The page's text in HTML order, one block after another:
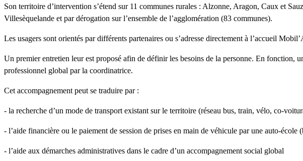
Son territoire d’intervention s’étend sur 11 communes rurales : Alzonne, Aragon, Caux et
Villesèquelande et par dérogation sur l’ensemble de l’agglomération (83 communes).
Les usagers sont orientés par différents partenaires ou s’adresse directement à l’accueil
Un premier entretien leur est proposé afin de définir les besoins de la personne. En fonction,
professionnel global par la coordinatrice.
Cet accompagnement peut se traduire par :
- la recherche d’un mode de transport existant sur le territoire (réseau bus, train, vélo, co-
- l’aide financière ou le paiement de session de prises en main de véhicule par une auto-
- l’aide aux démarches administratives dans le cadre d’un accompagnement social global